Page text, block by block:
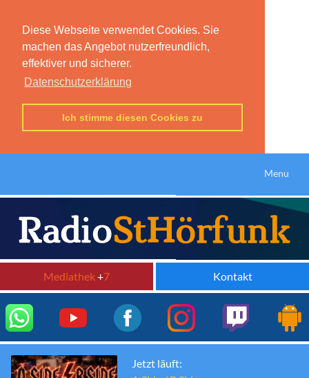
Diese Webseite verwendet Cookies. Sie
machen das Angebot nutzerfreundlich,
effektiver und sicherer.
Datenschutzerklärung
Ich stimme diesen Cookies zu
Menu
Mediathek+7 Kontakt
Jetzt läuft: